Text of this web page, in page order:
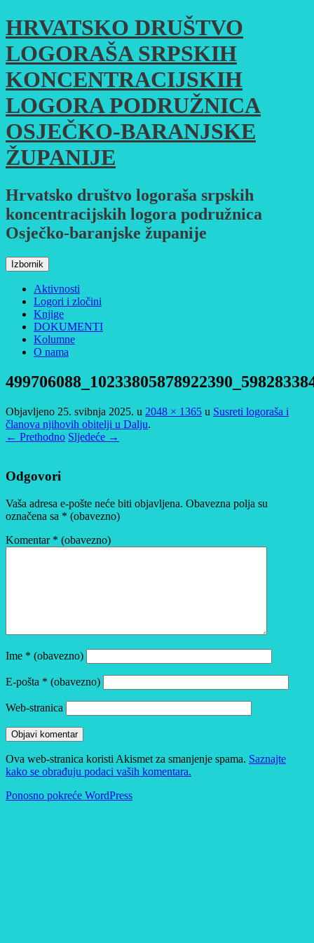
Skoči
do
sadržaja
HRVATSKO DRUŠTVO
LOGORAŠA SRPSKIH
KONCENTRACIJSKIH
LOGORA PODRUŽNICA
OSJEČKO-BARANJSKE
ŽUPANIJE
Hrvatsko društvo logoraša srpskih
koncentracijskih logora podružnica
Osječko-baranjske županije
Izbornik
Aktivnosti
Logori i zločini
Knjige
DOKUMENTI
Kolumne
O nama
Objavljeno 25. svibnja 2025. u 2048 × 1365 u Susreti logoraša i
članova njihovih obitelji u Dalju.
← Prethodno Sljedeće →
Odgovori
Vaša adresa e-pošte neće biti objavljena. Obavezna polja su
označena sa * (obavezno)
Komentar * (obavezno)
Ime * (obavezno)
E-pošta * (obavezno)
Web-stranica
Ova web-stranica koristi Akismet za smanjenje spama. Saznajte
kako se obrađuju podaci vaših komentara.
Ponosno pokreće WordPress